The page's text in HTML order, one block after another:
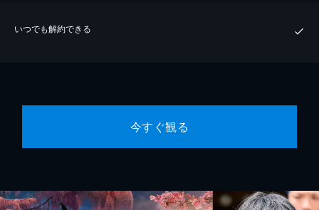
いつでも解約できる
今すぐ観る